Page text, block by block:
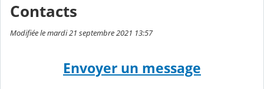
Contacts
Modifiée le mardi 21 septembre 2021 13:57
Envoyer un message